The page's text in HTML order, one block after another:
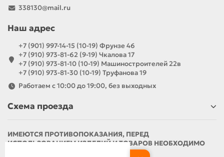
338130@mail.ru
Наш адрес
+7 (901) 997-14-15 (10-19) Фрунзе 46
+7 (910) 973-81-62 (9-19) Чкалова 17
+7 (910) 973-81-10 (10-19) Машиностроителей 22в
+7 (910) 973-81-30 (10-19) Труфанова 19
Работаем с 10:00 до 19:00, без выходных
Схема проезда
ИМЕЮТСЯ ПРОТИВОПОКАЗАНИЯ, ПЕРЕД
ИСПОЛЬЗОВАНИЕМ ИЗДЕЛИЙ И ТОВАРОВ НЕОБХОДИМО
ОЗНАКОМИТЬСЯ С ИНСТРУКЦИЕЙ И